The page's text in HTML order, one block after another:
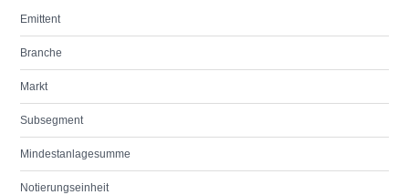
Emittent
Branche
Markt
Subsegment
Mindestanlagesumme
Notierungseinheit